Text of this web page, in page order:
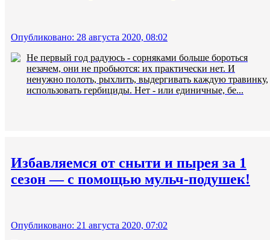
Опубликовано: 28 августа 2020, 08:02
Не первый год радуюсь - сорняками больше бороться
незачем, они не пробьются: их практически нет. И
ненужно полоть, рыхлить, выдергивать каждую травинку,
использовать гербициды. Нет - или единичные, бе...
Избавляемся от сныти и пырея за 1
сезон — с помощью мульч-подушек!
Опубликовано: 21 августа 2020, 07:02